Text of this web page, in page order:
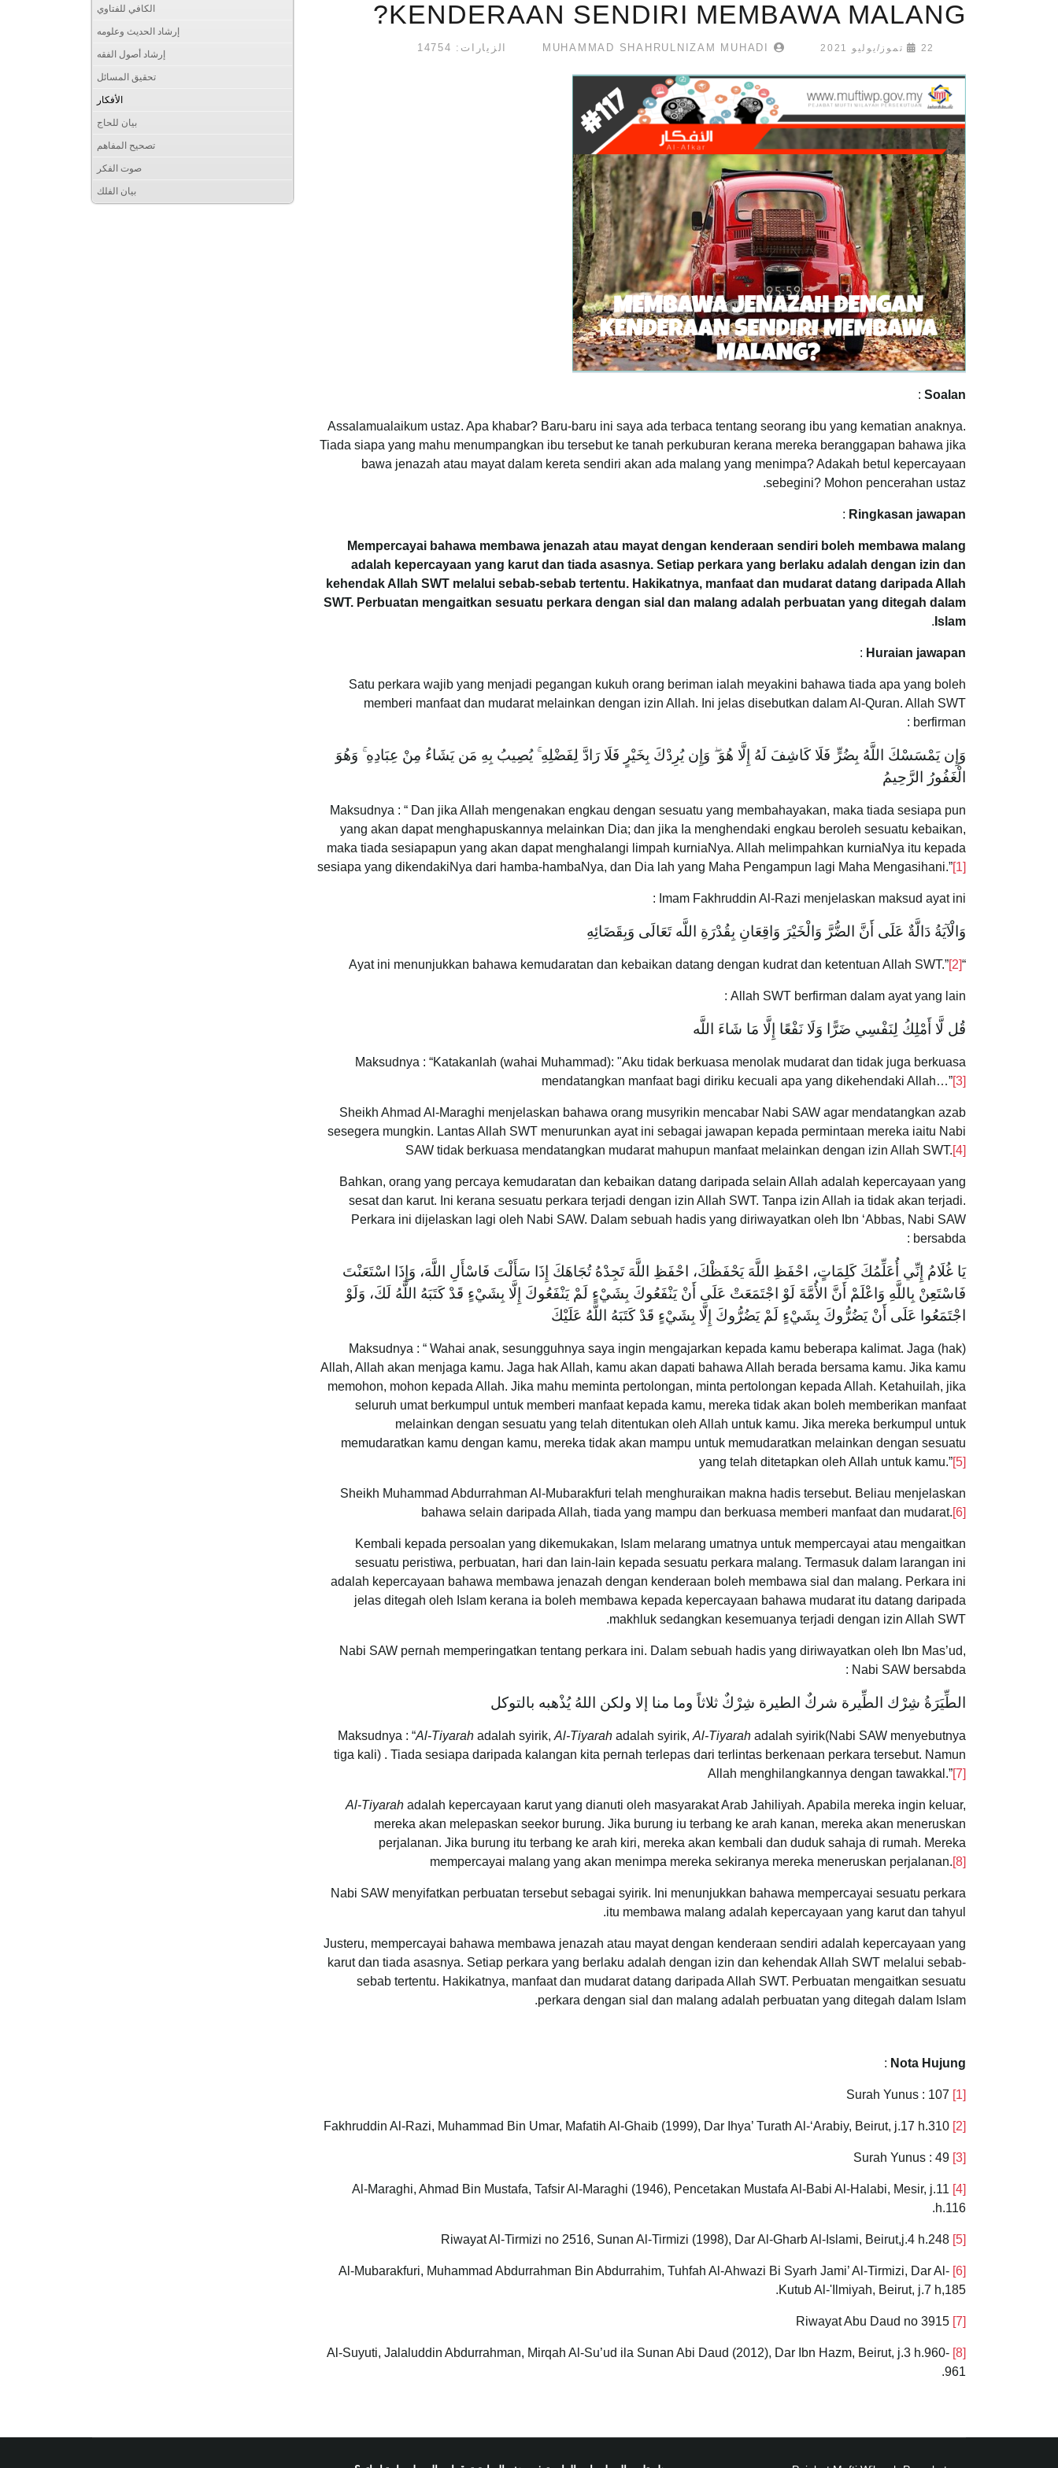
KENDERAAN SENDIRI MEMBAWA MALANG?
22 تموز/يوليو 2021 الزيارات: 14754
Soalan
:
Assalamualaikum ustaz. Apa khabar? Baru-baru ini saya ada terbaca tentang seorang ibu yang kematian anaknya.
Tiada siapa yang mahu menumpangkan ibu tersebut ke tanah perkuburan kerana mereka beranggapan bahawa jika
bawa jenazah atau mayat dalam kereta sendiri akan ada malang yang menimpa? Adakah betul kepercayaan
sebegini? Mohon pencerahan ustaz.
Ringkasan jawapan
:
Mempercayai bahawa membawa jenazah atau mayat dengan kenderaan sendiri boleh membawa malang
adalah kepercayaan yang karut dan tiada asasnya. Setiap perkara yang berlaku adalah dengan izin dan
kehendak Allah SWT melalui sebab-sebab tertentu. Hakikatnya, manfaat dan mudarat datang daripada Allah
SWT. Perbuatan mengaitkan sesuatu perkara dengan sial dan malang adalah perbuatan yang ditegah dalam
Islam
.
Huraian jawapan
:
Satu perkara wajib yang menjadi pegangan kukuh orang beriman ialah meyakini bahawa tiada apa yang boleh
memberi manfaat dan mudarat melainkan dengan izin Allah. Ini jelas disebutkan dalam Al-Quran. Allah SWT
berfirman :
وَإِن يَمْسَسْكَ اللَّهُ بِضُرٍّ فَلَا كَاشِفَ لَهُ إِلَّا هُوَ ۖ وَإِن يُرِدْكَ بِخَيْرٍ فَلَا رَادَّ لِفَضْلِهِ ۚ يُصِيبُ بِهِ مَن يَشَاءُ مِنْ عِبَادِهِ ۚ وَهُوَ
الْغَفُورُ الرَّحِيمُ
Maksudnya : “ Dan jika Allah mengenakan engkau dengan sesuatu yang membahayakan, maka tiada sesiapa pun
yang akan dapat menghapuskannya melainkan Dia; dan jika Ia menghendaki engkau beroleh sesuatu kebaikan,
maka tiada sesiapapun yang akan dapat menghalangi limpah kurniaNya. Allah melimpahkan kurniaNya itu kepada
sesiapa yang dikendakiNya dari hamba-hambaNya, dan Dia lah yang Maha Pengampun lagi Maha Mengasihani.”[1]
Imam Fakhruddin Al-Razi menjelaskan maksud ayat ini :
وَالْآيَةُ دَالَّةٌ عَلَى أَنَّ الضُّرَّ وَالْخَيْرَ وَاقِعَانِ بِقُدْرَةِ اللَّه تَعَالَى وَبِقَضَائِهِ
“Ayat ini menunjukkan bahawa kemudaratan dan kebaikan datang dengan kudrat dan ketentuan Allah SWT.”
[2]
Allah SWT berfirman dalam ayat yang lain :
قُل لَّا أَمْلِكُ لِنَفْسِي ضَرًّا وَلَا نَفْعًا إِلَّا مَا شَاءَ اللَّه
Maksudnya : “Katakanlah (wahai Muhammad): "Aku tidak berkuasa menolak mudarat dan tidak juga berkuasa
mendatangkan manfaat bagi diriku kecuali apa yang dikehendaki Allah…”[3]
Sheikh Ahmad Al-Maraghi menjelaskan bahawa orang musyrikin mencabar Nabi SAW agar mendatangkan azab
sesegera mungkin. Lantas Allah SWT menurunkan ayat ini sebagai jawapan kepada permintaan mereka iaitu Nabi
SAW tidak berkuasa mendatangkan mudarat mahupun manfaat melainkan dengan izin Allah SWT.[4]
Bahkan, orang yang percaya kemudaratan dan kebaikan datang daripada selain Allah adalah kepercayaan yang
sesat dan karut. Ini kerana sesuatu perkara terjadi dengan izin Allah SWT. Tanpa izin Allah ia tidak akan terjadi.
Perkara ini dijelaskan lagi oleh Nabi SAW. Dalam sebuah hadis yang diriwayatkan oleh Ibn ‘Abbas, Nabi SAW
bersabda :
‌يَا ‌غُلَامُ ‌إِنِّي ‌أُعَلِّمُكَ ‌كَلِمَاتٍ، احْفَظِ اللَّهَ يَحْفَظْكَ، احْفَظِ اللَّهَ تَجِدْهُ تُجَاهَكَ إِذَا سَأَلْتَ فَاسْأَلِ اللَّهَ، وَإِذَا اسْتَعَنْتَ
فَاسْتَعِنْ بِاللَّهِ وَاعْلَمْ أَنَّ الأُمَّةَ لَوْ اجْتَمَعَتْ عَلَى أَنْ يَنْفَعُوكَ بِشَيْءٍ لَمْ يَنْفَعُوكَ إِلَّا بِشَيْءٍ قَدْ كَتَبَهُ اللَّهُ لَكَ، وَلَوْ
اجْتَمَعُوا عَلَى أَنْ يَضُرُّوكَ بِشَيْءٍ لَمْ يَضُرُّوكَ إِلَّا بِشَيْءٍ قَدْ كَتَبَهُ اللَّهُ عَلَيْكَ
Maksudnya : “ Wahai anak, sesungguhnya saya ingin mengajarkan kepada kamu beberapa kalimat. Jaga (hak)
Allah, Allah akan menjaga kamu. Jaga hak Allah, kamu akan dapati bahawa Allah berada bersama kamu. Jika kamu
memohon, mohon kepada Allah. Jika mahu meminta pertolongan, minta pertolongan kepada Allah. Ketahuilah, jika
seluruh umat berkumpul untuk memberi manfaat kepada kamu, mereka tidak akan boleh memberikan manfaat
melainkan dengan sesuatu yang telah ditentukan oleh Allah untuk kamu. Jika mereka berkumpul untuk
memudaratkan kamu dengan kamu, mereka tidak akan mampu untuk memudaratkan melainkan dengan sesuatu
yang telah ditetapkan oleh Allah untuk kamu.”[5]
Sheikh Muhammad Abdurrahman Al-Mubarakfuri telah menghuraikan makna hadis tersebut. Beliau menjelaskan
bahawa selain daripada Allah, tiada yang mampu dan berkuasa memberi manfaat dan mudarat.[6]
Kembali kepada persoalan yang dikemukakan, Islam melarang umatnya untuk mempercayai atau mengaitkan
sesuatu peristiwa, perbuatan, hari dan lain-lain kepada sesuatu perkara malang. Termasuk dalam larangan ini
adalah kepercayaan bahawa membawa jenazah dengan kenderaan boleh membawa sial dan malang. Perkara ini
jelas ditegah oleh Islam kerana ia boleh membawa kepada kepercayaan bahawa mudarat itu datang daripada
makhluk sedangkan kesemuanya terjadi dengan izin Allah SWT.
Nabi SAW pernah memperingatkan tentang perkara ini. Dalam sebuah hadis yang diriwayatkan oleh Ibn Mas’ud,
Nabi SAW bersabda :
‌الطِّيَرَةُ ‌شِرْك ‌الطِّيرة ‌شركٌ ‌الطيرة ‌شِرْكٌ ثلاثاً وما منا إلا ولكن اللهُ يُذْهبه بالتوكل
Maksudnya : “Al-Tiyarah adalah syirik, Al-Tiyarah adalah syirik, Al-Tiyarah adalah syirik(Nabi SAW menyebutnya
tiga kali) . Tiada sesiapa daripada kalangan kita pernah terlepas dari terlintas berkenaan perkara tersebut. Namun
Allah menghilangkannya dengan tawakkal.”[7]
Al-Tiyarah adalah kepercayaan karut yang dianuti oleh masyarakat Arab Jahiliyah. Apabila mereka ingin keluar,
mereka akan melepaskan seekor burung. Jika burung iu terbang ke arah kanan, mereka akan meneruskan
perjalanan. Jika burung itu terbang ke arah kiri, mereka akan kembali dan duduk sahaja di rumah. Mereka
mempercayai malang yang akan menimpa mereka sekiranya mereka meneruskan perjalanan.[8]
Nabi SAW menyifatkan perbuatan tersebut sebagai syirik. Ini menunjukkan bahawa mempercayai sesuatu perkara
itu membawa malang adalah kepercayaan yang karut dan tahyul.
Justeru, mempercayai bahawa membawa jenazah atau mayat dengan kenderaan sendiri adalah kepercayaan yang
karut dan tiada asasnya. Setiap perkara yang berlaku adalah dengan izin dan kehendak Allah SWT melalui sebab-
sebab tertentu. Hakikatnya, manfaat dan mudarat datang daripada Allah SWT. Perbuatan mengaitkan sesuatu
perkara dengan sial dan malang adalah perbuatan yang ditegah dalam Islam.
Nota Hujung
:
[1]
[2]
[3]
[4]
Al-Maraghi, Ahmad Bin Mustafa, Tafsir Al-Maraghi (1946), Pencetakan Mustafa Al-Babi Al-Halabi, Mesir, j.11
h.116.
[5]
[6]
Al-Mubarakfuri, Muhammad Abdurrahman Bin Abdurrahim, Tuhfah Al-Ahwazi Bi Syarh Jami’ Al-Tirmizi, Dar Al-
Kutub Al-'Ilmiyah, Beirut, j.7 h,185.
[7]
[8]
Al-Suyuti, Jalaluddin Abdurrahman, Mirqah Al-Su’ud ila Sunan Abi Daud (2012), Dar Ibn Hazm, Beirut, j.3 h.960-
961.
الكافي للفتاوي
إرشاد الحديث وعلومه
إرشاد أصول الفقه
تحقيق المسائل
الأفكار
بيان للحاج
تصحيح المفاهم
صوت الفكر
بيان الفلك